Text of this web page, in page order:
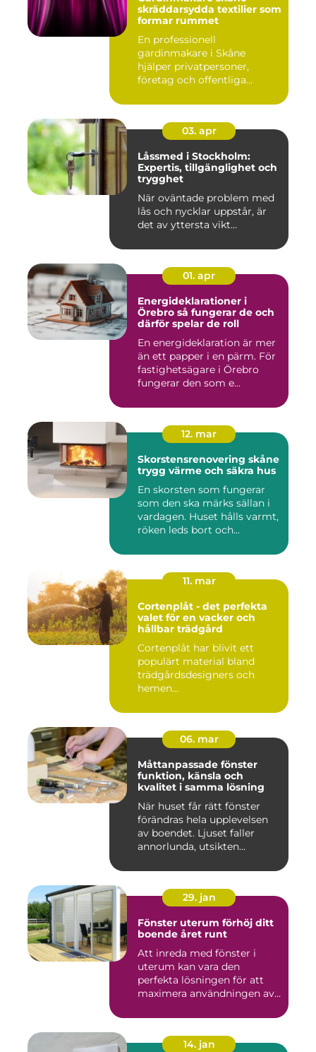
skräddarsydda textilier som
formar rummet
En professionell
gardinmakare i Skåne
hjälper privatpersoner,
företag och offentliga
03. apr
Låssmed i Stockholm:
Expertis, tillgänglighet och
trygghet
När oväntade problem med
lås och nycklar uppstår, är
det av yttersta vikt...
01. apr
Energideklarationer i
Örebro så fungerar de och
därför spelar de roll
En energideklaration är mer
än ett papper i en pärm. För
fastighetsägare i Örebro
fungerar den som e...
12. mar
Skorstensrenovering skåne
trygg värme och säkra hus
En skorsten som fungerar
som den ska märks sällan i
vardagen. Huset hålls varmt,
röken leds bort och...
11. mar
Cortenplåt - det perfekta
valet för en vacker och
hållbar trädgård
Cortenplåt har blivit ett
populärt material bland
trädgårdsdesigners och
hemen...
06. mar
Måttanpassade fönster
funktion, känsla och
kvalitet i samma lösning
När huset får rätt fönster
förändras hela upplevelsen
av boendet. Ljuset faller
annorlunda, utsikten...
29. jan
Fönster uterum förhöj ditt
boende året runt
Att inreda med fönster i
uterum kan vara den
perfekta lösningen för att
maximera användningen av
14. jan